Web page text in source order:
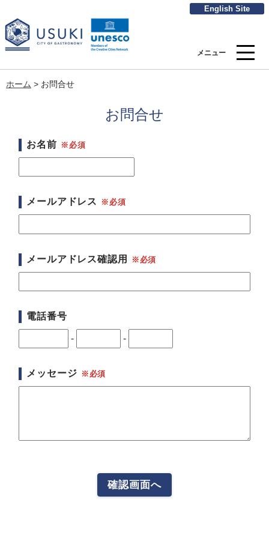
English Site
メニュー
ホーム > お問合せ
お問合せ
お名前
メールアドレス
メールアドレス確認用
電話番号
- -
メッセージ
確認画面へ